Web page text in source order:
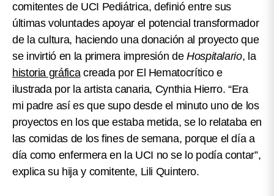
comitentes de UCI Pediátrica, definió entre sus
últimas voluntades apoyar el potencial transformador
de la cultura, haciendo una donación al proyecto que
se invirtió en la primera impresión de Hospitalario, la
historia gráficacreada por El Hematocrítico e
ilustrada por la artista canaria, Cynthia Hierro. “Era
mi padre así es que supo desde el minuto uno de los
proyectos en los que estaba metida, se lo relataba en
las comidas de los fines de semana, porque el día a
día como enfermera en la UCI no se lo podía contar”,
explica su hija y comitente, Lili Quintero.